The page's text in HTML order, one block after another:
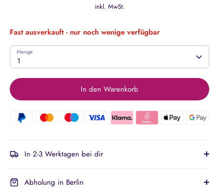
inkl. MwSt.
Fast ausverkauft - nur noch wenige verfügbar
Menge
1
In den Warenkorb
In 2-3 Werktagen bei dir
Abholung in Berlin